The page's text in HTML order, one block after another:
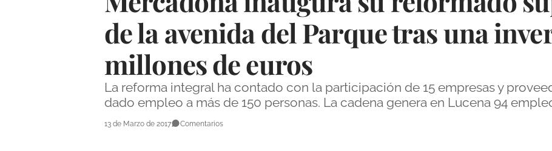
de la avenida del Parque tras una
millones de euros
La reforma integral ha contado con la participación de 15 empresas y
dado empleo a más de 150 personas. La cadena genera en Lucena 94
13 de Marzo de 2017 Comentarios